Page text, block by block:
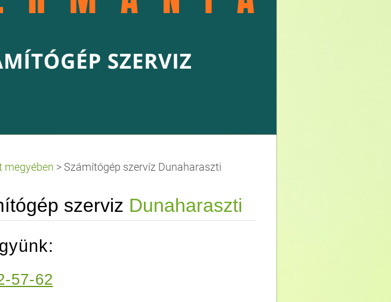
megyében > Számítógép szervíz Dunaharaszti
szerviz Dunaharaszti
57-62